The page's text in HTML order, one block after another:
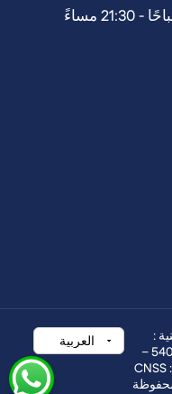
:
63503784 – التعريف الجبائي : 54009946 –
CNSS